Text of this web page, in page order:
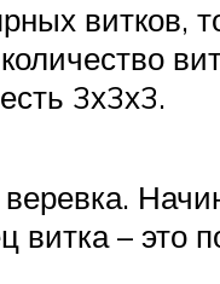
витков,
3х3х3.
витка – это